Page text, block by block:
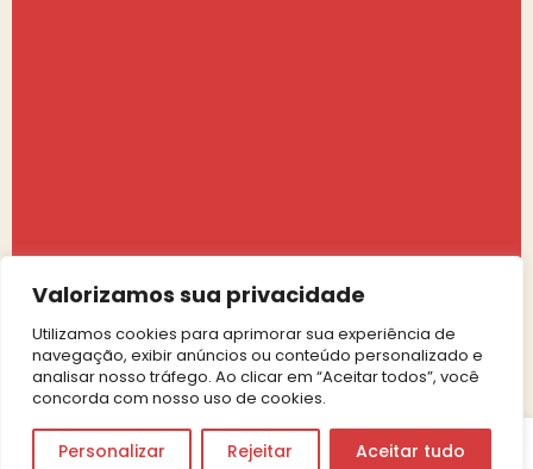
Valorizamos sua privacidade
Utilizamos cookies para aprimorar sua experiência de
navegação, exibir anúncios ou conteúdo personalizado e
analisar nosso tráfego. Ao clicar em “Aceitar todos”, você
concorda com nosso uso de cookies.
Personalizar Rejeitar Aceitar tudo
0